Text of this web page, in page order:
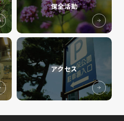
保全活動
アクセス